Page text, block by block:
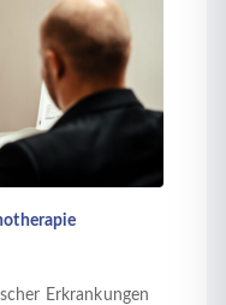
Erkrankungen